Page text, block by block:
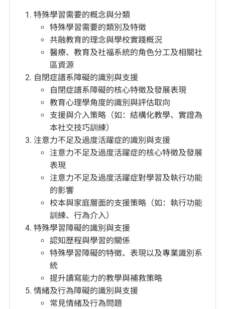
特殊學習需要的概念與分類
特殊學習需要的類別及特徵
共融教育的理念與學校實踐概況
醫療、教育及社福系統的角色分工及相關社
區資源
自閉症譜系障礙的識別與支援
自閉症譜系障礙的核心特徵及發展表現
教育心理學角度的識別與評估取向
支援與介入策略（如：結構化教學、實證為
本社交技巧訓練）
注意力不足及過度活躍症的識別與支援
注意力不足及過度活躍症的核心特徵及發展
表現
注意力不足及過度活躍症對學習及執行功能
的影響
校本與家庭層面的支援策略（如：執行功能
訓練、行為介入）
特殊學習障礙的識別與支援
認知歷程與學習的關係
特殊學習障礙的特徵、表現以及專業識別系
統
提升讀寫能力的教學與補救策略
情緒及行為障礙的識別與支援
常見情緒及行為問題